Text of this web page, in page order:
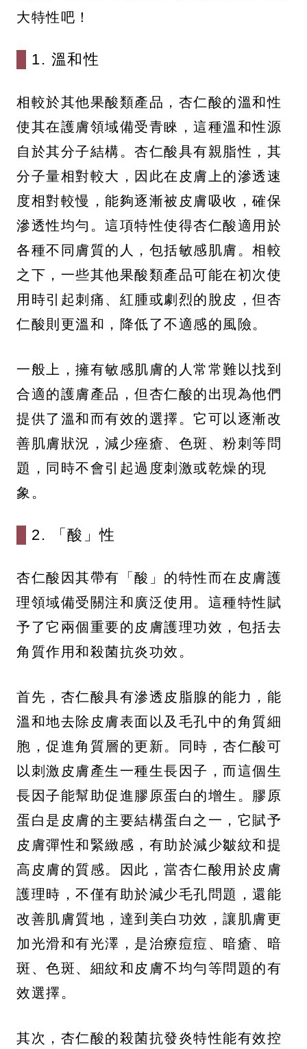
大特性吧！
1. 溫和性
相較於其他果酸類產品，杏仁酸的溫和性
使其在護膚領域備受青睞，這種溫和性源
自於其分子結構。杏仁酸具有親脂性，其
分子量相對較大，因此在皮膚上的滲透速
度相對較慢，能夠逐漸被皮膚吸收，確保
滲透性均勻。這項特性使得杏仁酸適用於
各種不同膚質的人，包括敏感肌膚。相較
之下，一些其他果酸類產品可能在初次使
用時引起刺痛、紅腫或劇烈的脫皮，但杏
仁酸則更溫和，降低了不適感的風險。
一般上，擁有敏感肌膚的人常常難以找到
合適的護膚產品，但杏仁酸的出現為他們
提供了溫和而有效的選擇。它可以逐漸改
善肌膚狀況，減少痤瘡、色斑、粉刺等問
題，同時不會引起過度刺激或乾燥的現
象。
2. 「酸」性
杏仁酸因其帶有「酸」的特性而在皮膚護
理領域備受關注和廣泛使用。這種特性賦
予了它兩個重要的皮膚護理功效，包括去
角質作用和殺菌抗炎功效。
首先，杏仁酸具有滲透皮脂腺的能力，能
溫和地去除皮膚表面以及毛孔中的角質細
胞，促進角質層的更新。同時，杏仁酸可
以刺激皮膚產生一種生長因子，而這個生
長因子能幫助促進膠原蛋白的增生。膠原
蛋白是皮膚的主要結構蛋白之一，它賦予
皮膚彈性和緊緻感，有助於減少皺紋和提
高皮膚的質感。因此，當杏仁酸用於皮膚
護理時，不僅有助於減少毛孔問題，還能
改善肌膚質地，達到美白功效，讓肌膚更
加光滑和有光澤，是治療痘痘、暗瘡、暗
斑、色斑、細紋和皮膚不均勻等問題的有
效選擇。
其次，杏仁酸的殺菌抗發炎特性能有效控